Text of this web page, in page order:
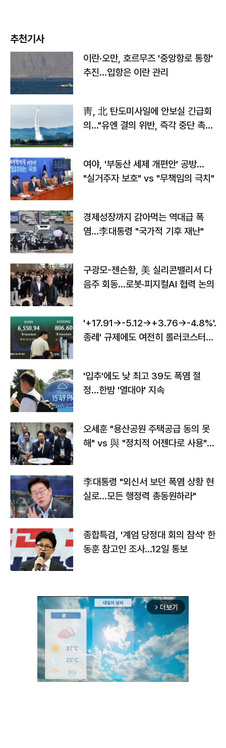
추천기사
이란·오만, 호르무즈 '중앙항로 통항'
추진…입항은 이란 관리
靑, 北 탄도미사일에 안보실 긴급회
의…"유엔 결의 위반, 즉각 중단 촉
여야, '부동산 세제 개편안' 공방…
"실거주자 보호" vs "무책임의 극치"
경제성장까지 갉아먹는 역대급 폭
염…李대통령 "국가적 기후 재난"
구광모-젠슨황, 美 실리콘밸리서 다
음주 회동…로봇·피지컬AI 협력 논의
'+17.91→-5.12→+3.76→-4.8%'…'
종레' 규제에도 여전히 롤러코스터
'입추'에도 낮 최고 39도 폭염 절
정…한밤 '열대야' 지속
오세훈 "용산공원 주택공급 동의 못
해" vs 與 "정치적 어젠다로 사용"
李대통령 "외신서 보던 폭염 상황 현
실로…모든 행정력 총동원하라"
종합특검, '계엄 당정대 회의 참석' 한
동훈 참고인 조사...12일 통보
arrow_forward_ios 더보기